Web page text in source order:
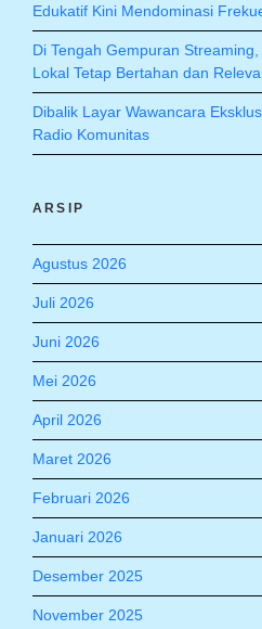
Edukatif Kini Mendominasi
Di Tengah Gempuran
Lokal Tetap Bertahan dan
Dibalik Layar Wawancara
Radio Komunitas
ARSIP
Agustus 2026
Juli 2026
Juni 2026
Mei 2026
April 2026
Maret 2026
Februari 2026
Januari 2026
Desember 2025
November 2025